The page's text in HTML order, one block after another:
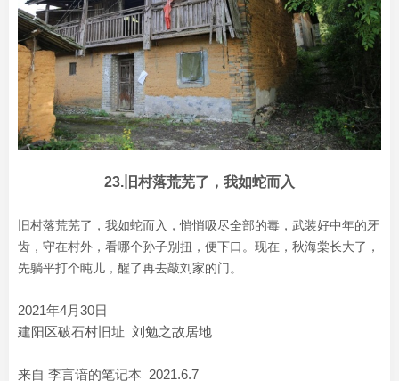
23.旧村落荒芜了，我如蛇而入
旧村落荒芜了，我如蛇而入，悄悄吸尽全部的毒，武装好中年的牙
齿，守在村外，看哪个孙子别扭，便下口。现在，秋海棠长大了，
先躺平打个盹儿，醒了再去敲刘家的门。
2021年4月30日
建阳区破石村旧址 刘勉之故居地
来自 李言谙的笔记本 2021.6.7